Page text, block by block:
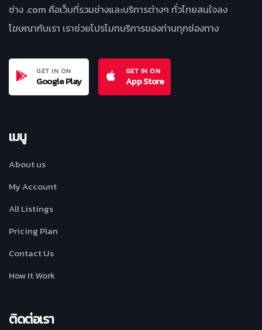
ช่าง .com คือเว็บที่รวมช่างและบริการต่างๆ ทั่วไทยสนใจลง
โฆษณากับเรา เราช่วยโปรโมทบริการของท่านทุกช่องทาง
GET IN ON
Google Play
GET IN ON
App Store
เมนู
About us
My Account
All Listings
Pricing Plan
Contact Us
How It Work
ติดต่อเรา